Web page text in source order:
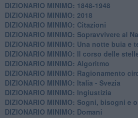
DIZIONARIO MINIMO: 1848-1948
DIZIONARIO MINIMO: 2018
DIZIONARIO MINIMO: Citazioni
DIZIONARIO MINIMO: ​Sopravvivere al
DIZIONARIO MINIMO: ​Una notte buia e
DIZIONARIO MINIMO: Il corso delle
DIZIONARIO MINIMO: Algoritmo
DIZIONARIO MINIMO: Ragionamento
DIZIONARIO MINIMO: Italia - Svezia
DIZIONARIO MINIMO: ​Ingiustizia
DIZIONARIO MINIMO: ​Sogni, bisogni e
DIZIONARIO MINIMO: Domani